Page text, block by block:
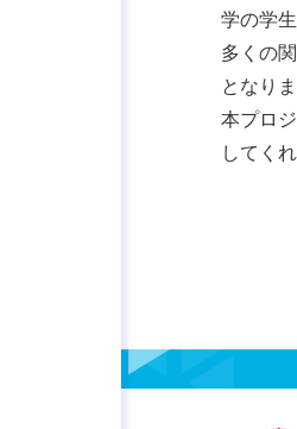
学の学
多くの
となり
本プロ
してく